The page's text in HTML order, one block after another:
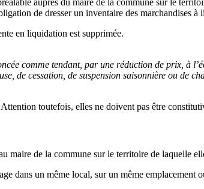
auprès du maire de la commune sur le
de dresser un inventaire des marchandises à
en liquidation est supprimée.
comme tendant, par une réduction de prix, à
de cessation, de suspension saisonnière ou de
toutefois, elles ne doivent pas être
maire de la commune sur le territoire de laquelle
dans un même local, sur un même emplacement